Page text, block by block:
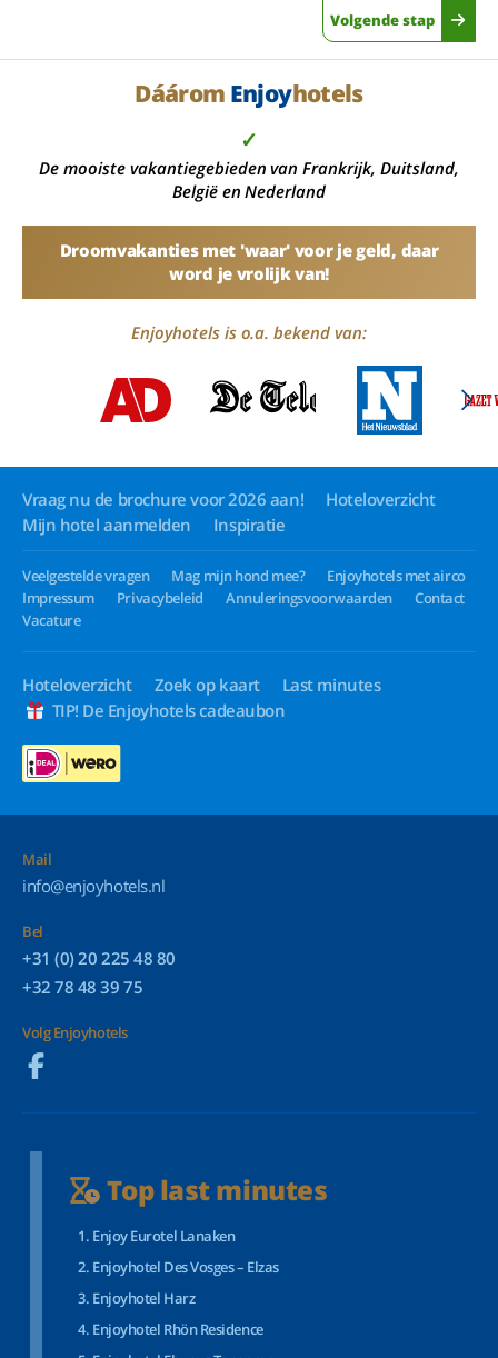
Volgende stap
Dáárom Enjoyhotels
✓
De mooiste vakantiegebieden van Frankrijk, Duitsland,
België en Nederland
Droomvakanties met 'waar' voor je geld, daar
word je vrolijk van!
Enjoyhotels is o.a. bekend van:
Vraag nu de brochure voor 2026 aan!
Hoteloverzicht
Mijn hotel aanmelden
Inspiratie
Veelgestelde vragen Mag mijn hond mee?
Enjoyhotels met airco
Impressum
Privacybeleid Annuleringsvoorwaarden
Contact
Vacature
Hoteloverzicht Zoek op kaart
Last minutes
TIP! De Enjoyhotels cadeaubon
Mail
info@enjoyhotels.nl
Bel
+31 (0) 20 225 48 80
+32 78 48 39 75
Volg Enjoyhotels
Top last minutes
Enjoy Eurotel Lanaken
Enjoyhotel Des Vosges – Elzas
Enjoyhotel Harz
Enjoyhotel Rhön Residence